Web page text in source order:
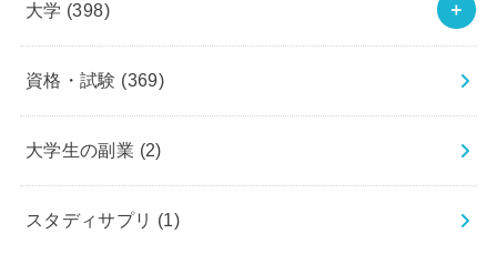
大学 (398)
資格・試験 (369)
大学生の副業 (2)
スタディサプリ (1)